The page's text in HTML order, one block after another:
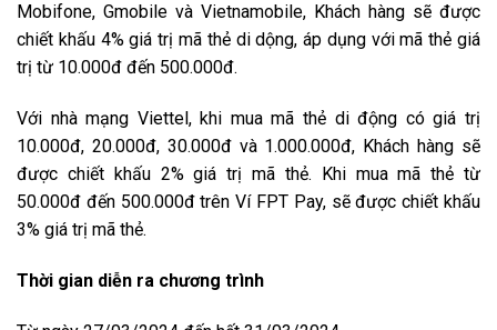
Mobifone, Gmobile và Vietnamobile, Khách hàng sẽ được
chiết khấu 4% giá trị mã thẻ di dộng, áp dụng với mã thẻ giá
trị từ 10.000đ đến 500.000đ.
Với nhà mạng Viettel, khi mua mã thẻ di động có giá trị
10.000đ, 20.000đ, 30.000đ và 1.000.000đ, Khách hàng sẽ
được chiết khấu 2% giá trị mã thẻ. Khi mua mã thẻ từ
50.000đ đến 500.000đ trên Ví FPT Pay, sẽ được chiết khấu
3% giá trị mã thẻ.
Thời gian diễn ra chương trình